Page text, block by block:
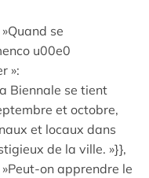
se
u00e0
»:
Biennale se tient
et octobre,
et locaux dans
de la ville. »}},
»Peut-on apprendre le